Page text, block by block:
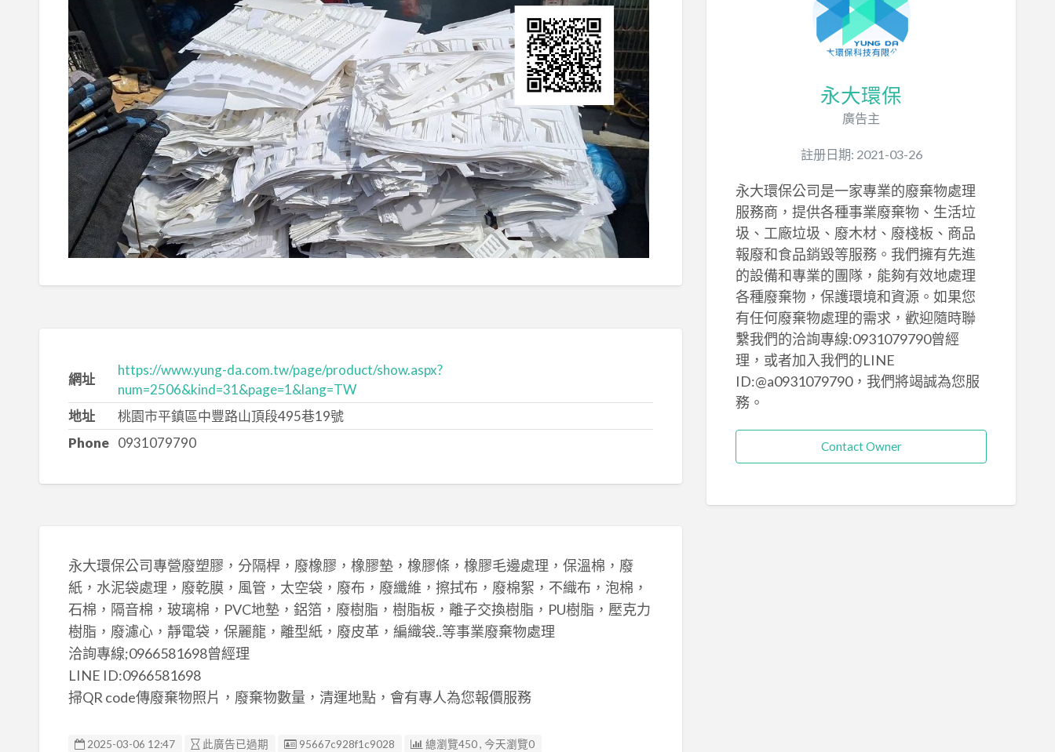
網址
https://www.yung-da.com.tw/page/product/show.aspx?
num=2506&kind=31&page=1&lang=TW
地址
桃園市平鎮區中豐路山頂段495巷19號
Phone 0931079790
永大環保公司專營廢塑膠，分隔桿，廢橡膠，橡膠墊，橡膠條，橡膠毛邊處理，保溫棉，廢
紙，水泥袋處理，廢乾膜，風管，太空袋，廢布，廢纖維，擦拭布，廢棉絮，不織布，泡棉，
石棉，隔音棉，玻璃棉，PVC地墊，鋁箔，廢樹脂，樹脂板，離子交換樹脂，PU樹脂，壓克力
樹脂，廢濾心，靜電袋，保麗龍，離型紙，廢皮革，編織袋..等事業廢棄物處理
洽詢專線;0966581698曾經理
LINE ID:0966581698
掃QR code傳廢棄物照片，廢棄物數量，清運地點，會有專人為您報價服務
2025-03-06 12:47 此廣告已過期 廣告编號
95667c928f1c9028 總瀏覽450 , 今天瀏覽0
永大環保
廣告主
註册日期: 2021-03-26
永大環保公司是一家專業的廢棄物處理
服務商，提供各種事業廢棄物、生活垃
圾、工廠垃圾、廢木材、廢棧板、商品
報廢和食品銷毀等服務。我們擁有先進
的設備和專業的團隊，能夠有效地處理
各種廢棄物，保護環境和資源。如果您
有任何廢棄物處理的需求，歡迎隨時聯
繫我們的洽詢專線:0931079790曾經
理，或者加入我們的LINE
ID:@a0931079790，我們將竭誠為您服
務。
Contact Owner